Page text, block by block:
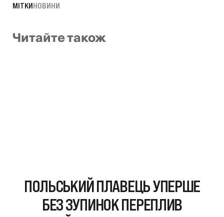
МІТКИНОВИНИ
Читайте також
ПОЛЬСЬКИЙ ПЛАВЕЦЬ УПЕРШЕ
БЕЗ ЗУПИНОК ПЕРЕПЛИВ